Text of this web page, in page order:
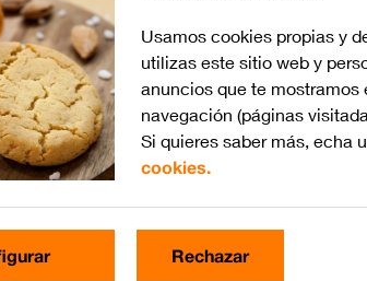
Usamos cookies propias y
utilizas este sitio web y
anuncios que te mostramos
navegación (páginas
Si quieres saber más, echa
cookies.
Rechazar